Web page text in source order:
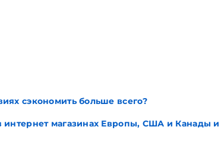
сэкономить больше всего?
интернет магазинах Европы, США и Канады и